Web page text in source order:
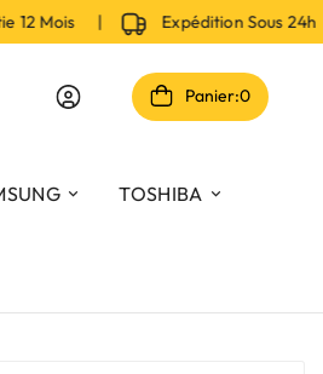
Mois | Expédition Sous
Panier:0
TOSHIBA